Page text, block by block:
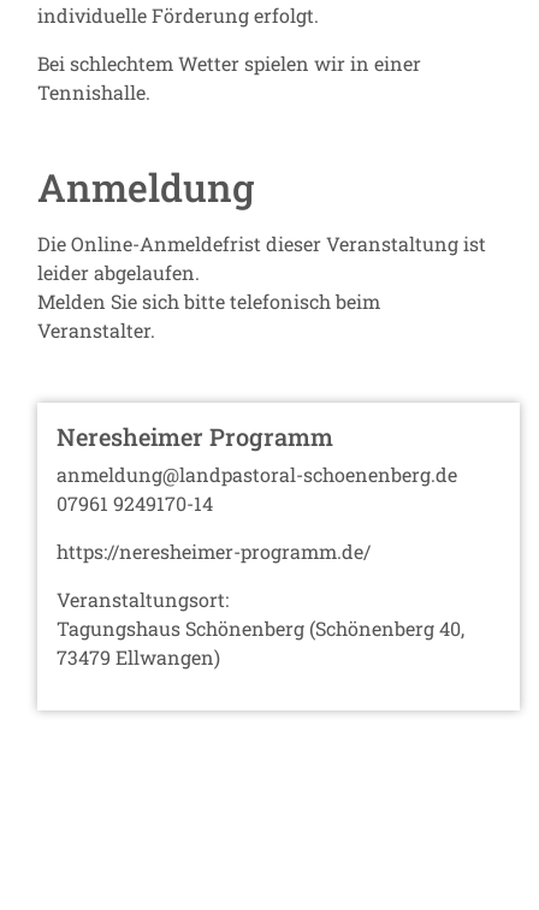
individuelle Förderung erfolgt.
Bei schlechtem Wetter spielen wir in einer
Tennishalle.
Anmeldung
Die Online-Anmeldefrist dieser Veranstaltung ist
leider abgelaufen.
Melden Sie sich bitte telefonisch beim
Veranstalter.
Neresheimer Programm
anmeldung@landpastoral-schoenenberg.de
07961 9249170-14
https://neresheimer-programm.de/
Veranstaltungsort:
Tagungshaus Schönenberg (Schönenberg 40,
73479 Ellwangen)